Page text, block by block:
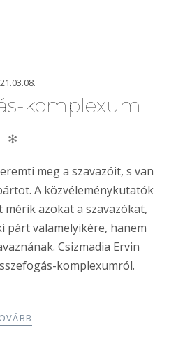
komplexum
✻
meg a szavazóit, s van
A közvéleménykutatók
azokat a szavazókat,
párt valamelyikére, hanem
Csizmadia Ervin
komplexumról.